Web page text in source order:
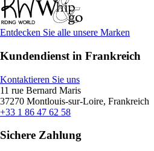
Entdecken Sie alle unsere Marken
Kundendienst in Frankreich
Kontaktieren Sie uns
11 rue Bernard Maris
37270 Montlouis-sur-Loire, Frankreich
+33 1 86 47 62 58
Sichere Zahlung